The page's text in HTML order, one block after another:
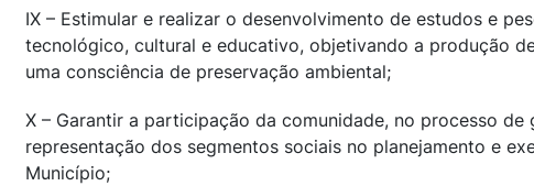
IX – Estimular e realizar o desenvolvimento de estudos e
tecnológico, cultural e educativo, objetivando a produção
uma consciência de preservação ambiental;
X – Garantir a participação da comunidade, no processo de
representação dos segmentos sociais no planejamento e
Município;